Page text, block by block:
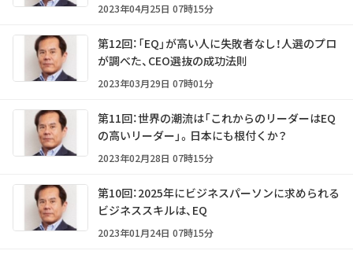
2023年04月25日 07時15分
第12回：「EQ」が高い人に失敗者なし！人選のプロ
が調べた、CEO選抜の成功法則
2023年03月29日 07時01分
第11回：世界の潮流は「これからのリーダーはEQ
の高いリーダー」。日本にも根付くか？
2023年02月28日 07時15分
第10回：2025年にビジネスパーソンに求められる
ビジネススキルは、EQ
2023年01月24日 07時15分